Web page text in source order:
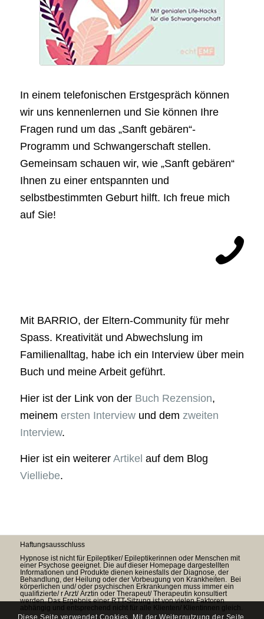
In einem telefonischen Erstgespräch können
wir uns kennenlernen und Sie können Ihre
Fragen rund um das „Sanft gebären“-
Programm und Schwangerschaft stellen.
Gemeinsam schauen wir, wie „Sanft gebären“
Ihnen zu einer entspannten und
selbstbestimmten Geburt hilft. Ich freue mich
auf Sie!
Mit BARRIO, der Eltern-Community für mehr
Spass. Kreativität und Abwechslung im
Familienalltag, habe ich ein Interview über mein
Buch und meine Arbeit geführt.
Hier ist der Link von der Buch Rezension,
meinem ersten Interviewund dem zweiten
Interview.
Hier ist ein weiterer Artikel auf dem Blog
Vielliebe.
Haftungsausschluss
Hypnose ist nicht für Epileptiker/ Epileptikerinnen oder Menschen mit
einer Psychose geeignet. Die auf dieser Homepage dargestellten
Informationen und Produkte dienen keinesfalls der Diagnose, der
Behandlung, der Heilung oder der Vorbeugung von Krankheiten. Bei
körperlichen und/ oder psychischen Erkrankungen muss immer ein
qualifizierte/ r Arzt/ Ärztin oder Therapeut/ Therapeutin konsultiert
werden. Das Ergebnis einer RTT-Sitzung ist von vielen Faktoren
abhängig und entsprechend nicht für alle Klienten/ Klientinnen gleich.